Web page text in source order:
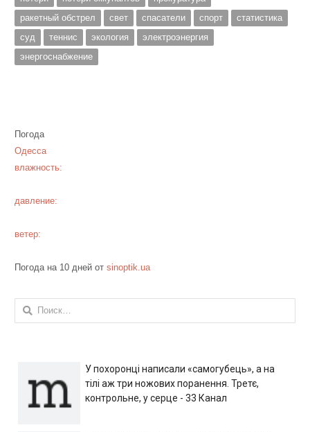
ракетный обстрел
свет спасатели спорт
статистика
суд
теннис экология
электроэнергия
энергоснабжение
Погода
Одесса
влажность:
давление:
ветер:
Погода на 10 дней от sinoptik.ua
Найти:
У похоронці написали «самогубець», а на
тілі аж три ножових поранення. Третє,
контрольне, у серце - 33 Канал